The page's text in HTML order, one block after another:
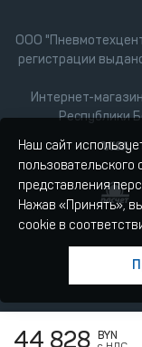
44 828 BYN
ООО
регистрации
Интернет-
Республики
Наш сайт
пользовательского
представления
Нажав «Принять»,
cookie в